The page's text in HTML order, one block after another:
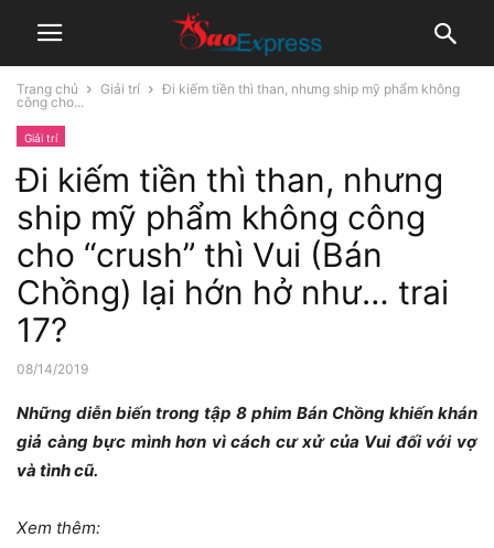
Trang chủ Giải trí
Đi kiếm tiền thì than, nhưng ship mỹ phẩm không
công cho...
Giải trí
Đi kiếm tiền thì than, nhưng
ship mỹ phẩm không công
cho “crush” thì Vui (Bán
Chồng) lại hớn hở như… trai
17?
08/14/2019
Những diễn biến trong tập 8 phim Bán Chồng khiến khán
giả càng bực mình hơn vì cách cư xử của Vui đối với vợ
và tình cũ.
Xem thêm: